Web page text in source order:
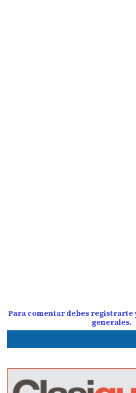
Para comentar debes registrarte
generales.